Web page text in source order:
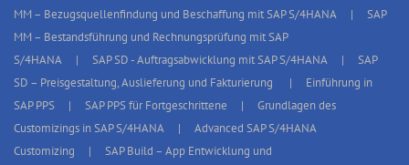
MM – Bezugsquellenfindung und Beschaffung mit SAP S/4HANA
SAP
MM – Bestandsführung und Rechnungsprüfung mit SAP
S/4HANA
SAP SD - Auftragsabwicklung mit SAP S/4HANA
SAP
SD – Preisgestaltung, Auslieferung und Fakturierung
Einführung in
SAP PPS
SAP PPS für Fortgeschrittene
Grundlagen des
Customizings in SAP S/4HANA
Advanced SAP S/4HANA
Customizing
SAP Build – App Entwicklung und